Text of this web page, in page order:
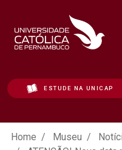
ESTUDE NA UNICAP
ATENÇÃO!
Home Museu